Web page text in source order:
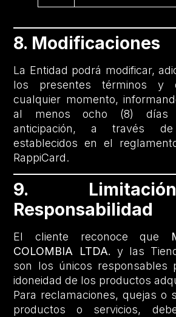
8. Modificaciones
La Entidad podrá modificar,
los presentes términos y
cualquier momento,
al menos ocho (8) días
anticipación, a través
establecidos en el
RappiCard.
9.
Responsabilidad
El cliente reconoce que
COLOMBIA LTDA. y las
son los únicos responsables
idoneidad de los productos
Para reclamaciones, quejas o
productos o servicios,